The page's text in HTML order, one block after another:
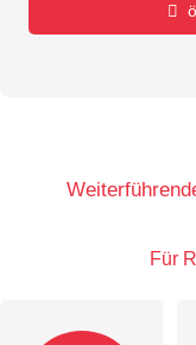
E-Mail-Adresse
Für